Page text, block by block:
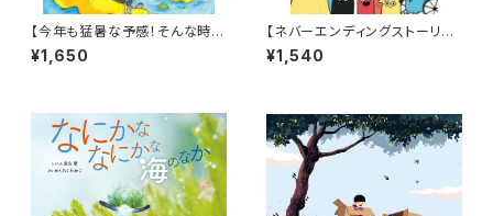
【今年も猛暑な予感！そんな時に
はこんなアドベンチャー絵本は
いかが？】『おうちプールだ! あ
¥1,650
【ネバーエンディングストーリー
のような永遠に続く！】『だれだっ
て』
¥1,540